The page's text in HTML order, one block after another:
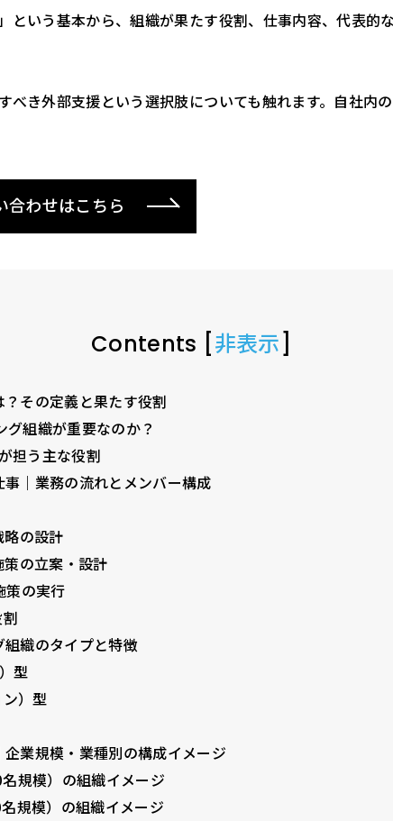
という基本から、組織が果たす役割、仕事内容、代表的
べき外部支援という選択肢についても触れます。自社内
合わせはこちら
Contents [非表示]
その定義と果たす役割
組織が重要なのか？
担う主な役割
｜業務の流れとメンバー構成
の設計
の立案・設計
策の実行
織のタイプと特徴
型
）型
業規模・業種別の構成イメージ
規模）の組織イメージ
規模）の組織イメージ